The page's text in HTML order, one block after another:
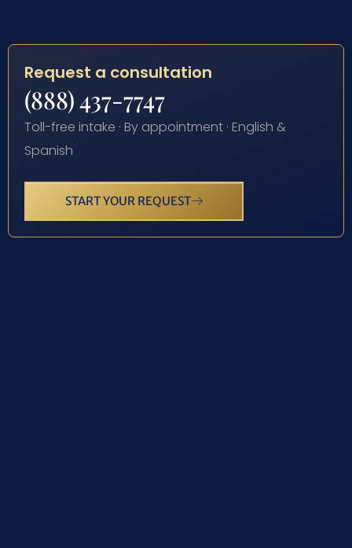
Request a consultation
(888) 437-7747
Toll-free intake · By appointment · English &
Spanish
START YOUR REQUEST